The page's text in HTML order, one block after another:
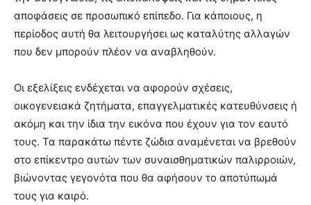
αποφάσεις σε προσωπικό επίπεδο. Για κάποιους, η
περίοδος αυτή θα λειτουργήσει ως καταλύτης αλλαγών
που δεν μπορούν πλέον να αναβληθούν.
Οι εξελίξεις ενδέχεται να αφορούν σχέσεις,
οικογενειακά ζητήματα, επαγγελματικές κατευθύνσεις ή
ακόμη και την ίδια την εικόνα που έχουν για τον εαυτό
τους. Τα παρακάτω πέντε ζώδια αναμένεται να βρεθούν
στο επίκεντρο αυτών των συναισθηματικών παλιρροιών,
βιώνοντας γεγονότα που θα αφήσουν το αποτύπωμά
τους για καιρό.